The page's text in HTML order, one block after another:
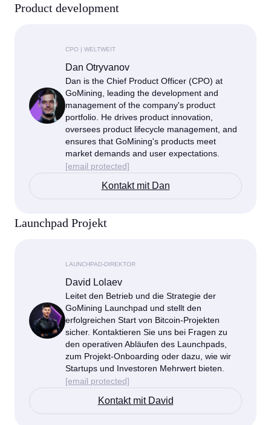
Product development
CPO | WELTWEIT
Dan Otryvanov
Dan is the Chief Product Officer (CPO) at
GoMining, leading the development and
management of the company's product
portfolio. He drives product innovation,
oversees product lifecycle management, and
ensures that GoMining's products meet
market demands and user expectations.
[email protected]
Kontakt mit Dan
Launchpad Projekt
LAUNCHPAD-DIREKTOR
David Lolaev
Leitet den Betrieb und die Strategie der
GoMining Launchpad und stellt den
erfolgreichen Start von Bitcoin-Projekten
sicher. Kontaktieren Sie uns bei Fragen zu
den operativen Abläufen des Launchpads,
zum Projekt-Onboarding oder dazu, wie wir
Startups und Investoren Mehrwert bieten.
[email protected]
Kontakt mit David